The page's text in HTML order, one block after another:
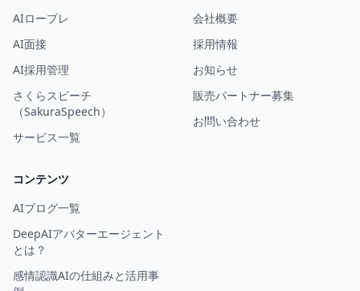
AIロープレ
AI面接
AI採用管理
さくらスピーチ
（SakuraSpeech）
サービス一覧
会社概要
採用情報
お知らせ
販売パートナー募集
お問い合わせ
コンテンツ
AIブログ一覧
DeepAIアバターエージェント
とは？
感情認識AIの仕組みと活用事